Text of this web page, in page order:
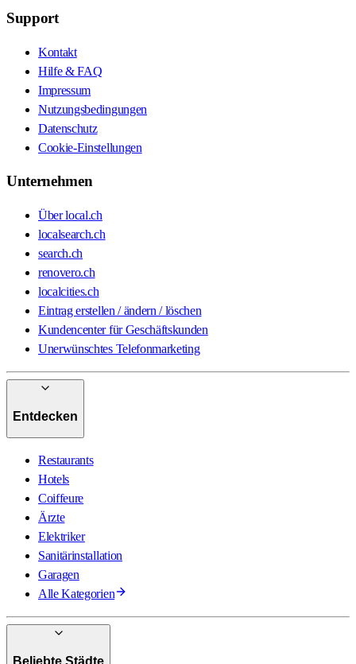
Support
Kontakt
Hilfe & FAQ
Impressum
Nutzungsbedingungen
Datenschutz
Cookie-Einstellungen
Unternehmen
Über local.ch
localsearch.ch
search.ch
renovero.ch
localcities.ch
Eintrag erstellen / ändern / löschen
Kundencenter für Geschäftskunden
Unerwünschtes Telefonmarketing
Entdecken
Restaurants
Hotels
Coiffeure
Ärzte
Elektriker
Sanitärinstallation
Garagen
Alle Kategorien
Beliebte Städte